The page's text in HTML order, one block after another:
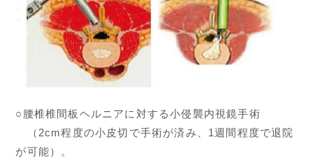
○腰椎椎間板ヘルニアに対する小侵襲内視鏡手術
（2cm程度の小皮切で手術が済み、1週間程度で退院
が可能）。